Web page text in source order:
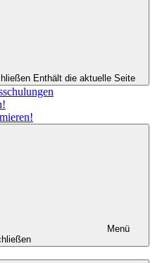
Enthält die aktuelle Seite
Menü